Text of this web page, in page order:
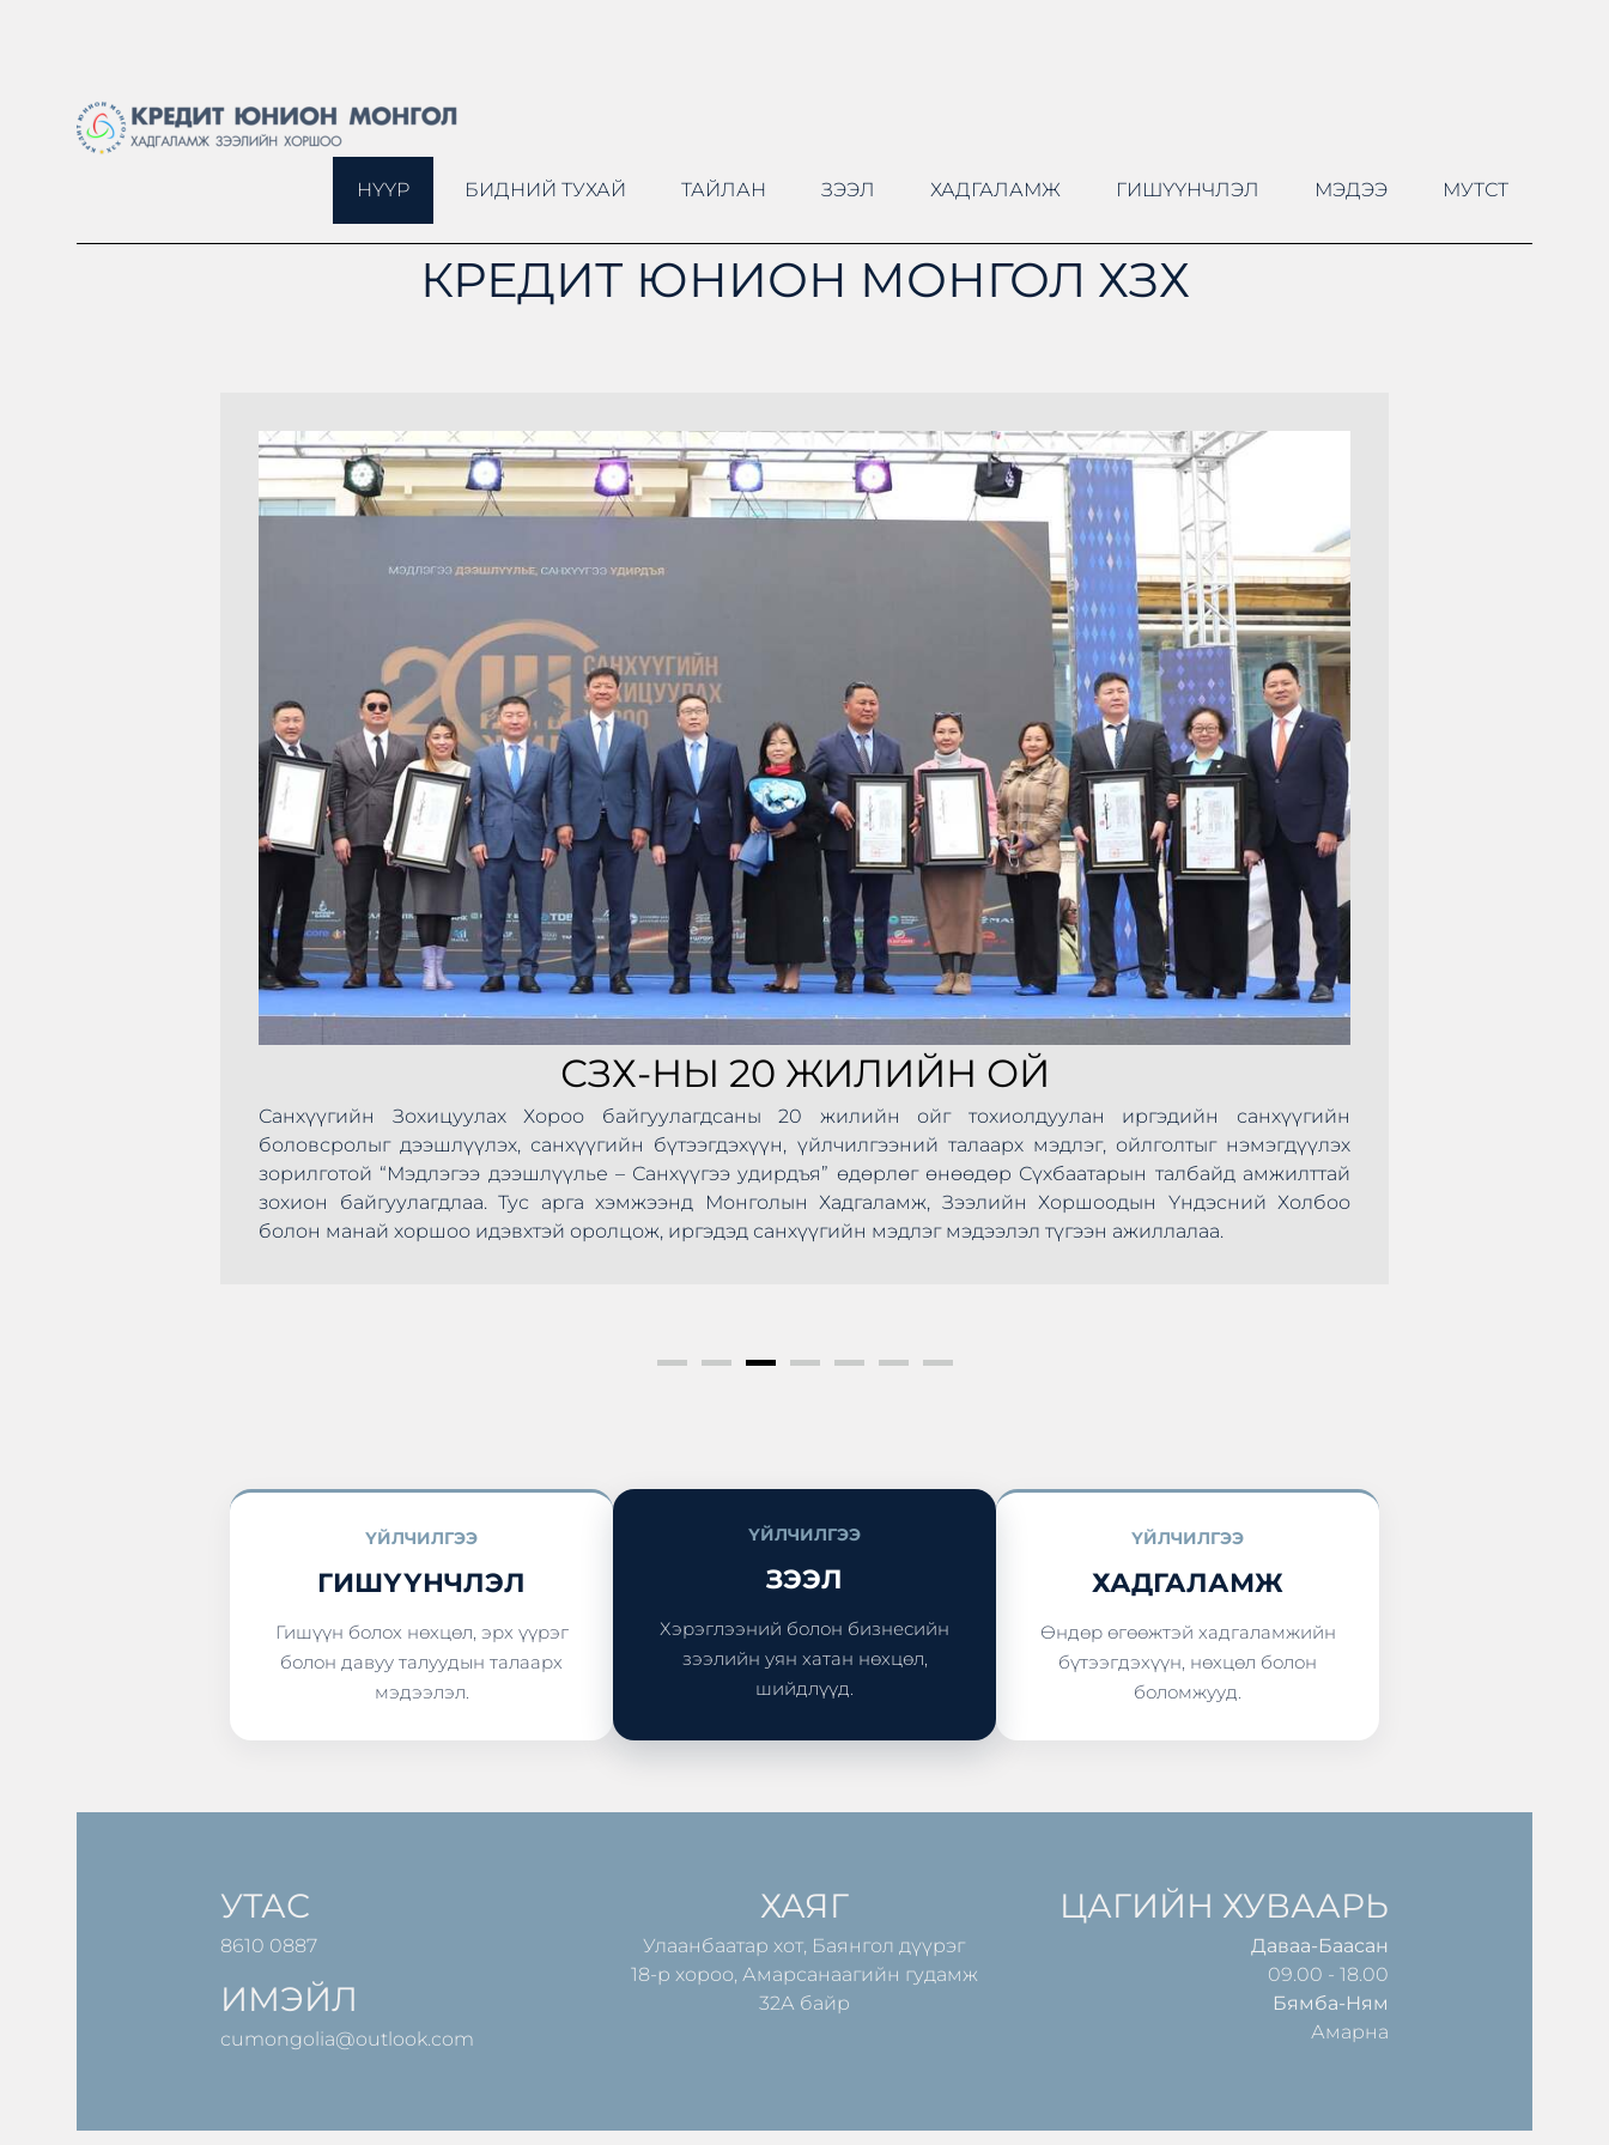
НҮҮР БИДНИЙ ТУХАЙ ТАЙЛАН ЗЭЭЛ ХАДГАЛАМЖ ГИШҮҮНЧЛЭЛ МЭДЭЭ МУТСТ
КРЕДИТ ЮНИОН МОНГОЛ ХЗХ
СЗХ-НЫ 20 ЖИЛИЙН ОЙ
Санхүүгийн Зохицуулах Хороо байгуулагдсаны 20 жилийн ойг тохиолдуулан иргэдийн санхүүгийн
боловсролыг дээшлүүлэх, санхүүгийн бүтээгдэхүүн, үйлчилгээний талаарх мэдлэг, ойлголтыг нэмэгдүүлэх
зорилготой “Мэдлэгээ дээшлүүлье – Санхүүгээ удирдъя” өдөрлөг өнөөдөр Сүхбаатарын талбайд амжилттай
зохион байгуулагдлаа. Тус арга хэмжээнд Монголын Хадгаламж, Зээлийн Хоршоодын Үндэсний Холбоо
болон манай хоршоо идэвхтэй оролцож, иргэдэд санхүүгийн мэдлэг мэдээлэл түгээн ажиллалаа.
ҮЙЛЧИЛГЭЭ
ГИШҮҮНЧЛЭЛ
Гишүүн болох нөхцөл, эрх үүрэг
болон давуу талуудын талаарх
мэдээлэл.
ҮЙЛЧИЛГЭЭ
ЗЭЭЛ
Хэрэглээний болон бизнесийн
зээлийн уян хатан нөхцөл,
шийдлүүд.
ҮЙЛЧИЛГЭЭ
ХАДГАЛАМЖ
Өндөр өгөөжтэй хадгаламжийн
бүтээгдэхүүн, нөхцөл болон
боломжууд.
УТАС
8610 0887
ИМЭЙЛ
cumongolia@outlook.com
ХАЯГ
Улаанбаатар хот, Баянгол дүүрэг
18-р хороо, Амарсанаагийн гудамж
32А байр
ЦАГИЙН ХУВААРЬ
Даваа-Баасан
09.00 - 18.00
Бямба-Ням
Амарна